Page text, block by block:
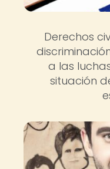
Derechos
a las
situación